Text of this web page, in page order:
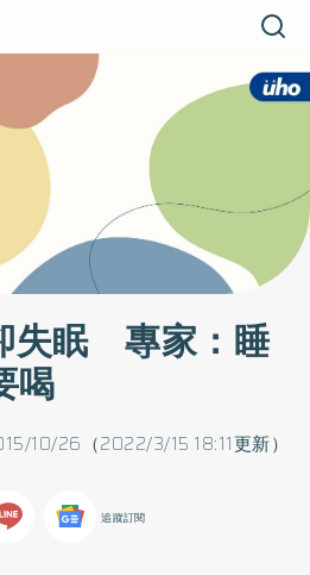
失眠 專家：睡
喝
10/26（2022/3/15 18:11更新）
追蹤訂閱